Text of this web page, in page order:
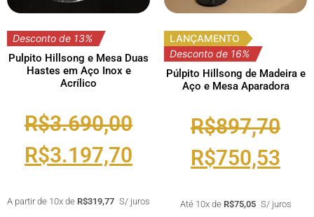
Desconto de 13%
Pulpito Hillsong e Mesa Duas
Hastes em Aço Inox e
Acrílico
R$3.690,00
R$3.197,70
A partir de 10x de R$319,77 S/ juros
LANÇAMENTO
Desconto de 16%
Púlpito Hillsong de Madeira e
Aço e Mesa Aparadora
R$897,70
R$750,53
Até 10x de R$75,05 S/ juros